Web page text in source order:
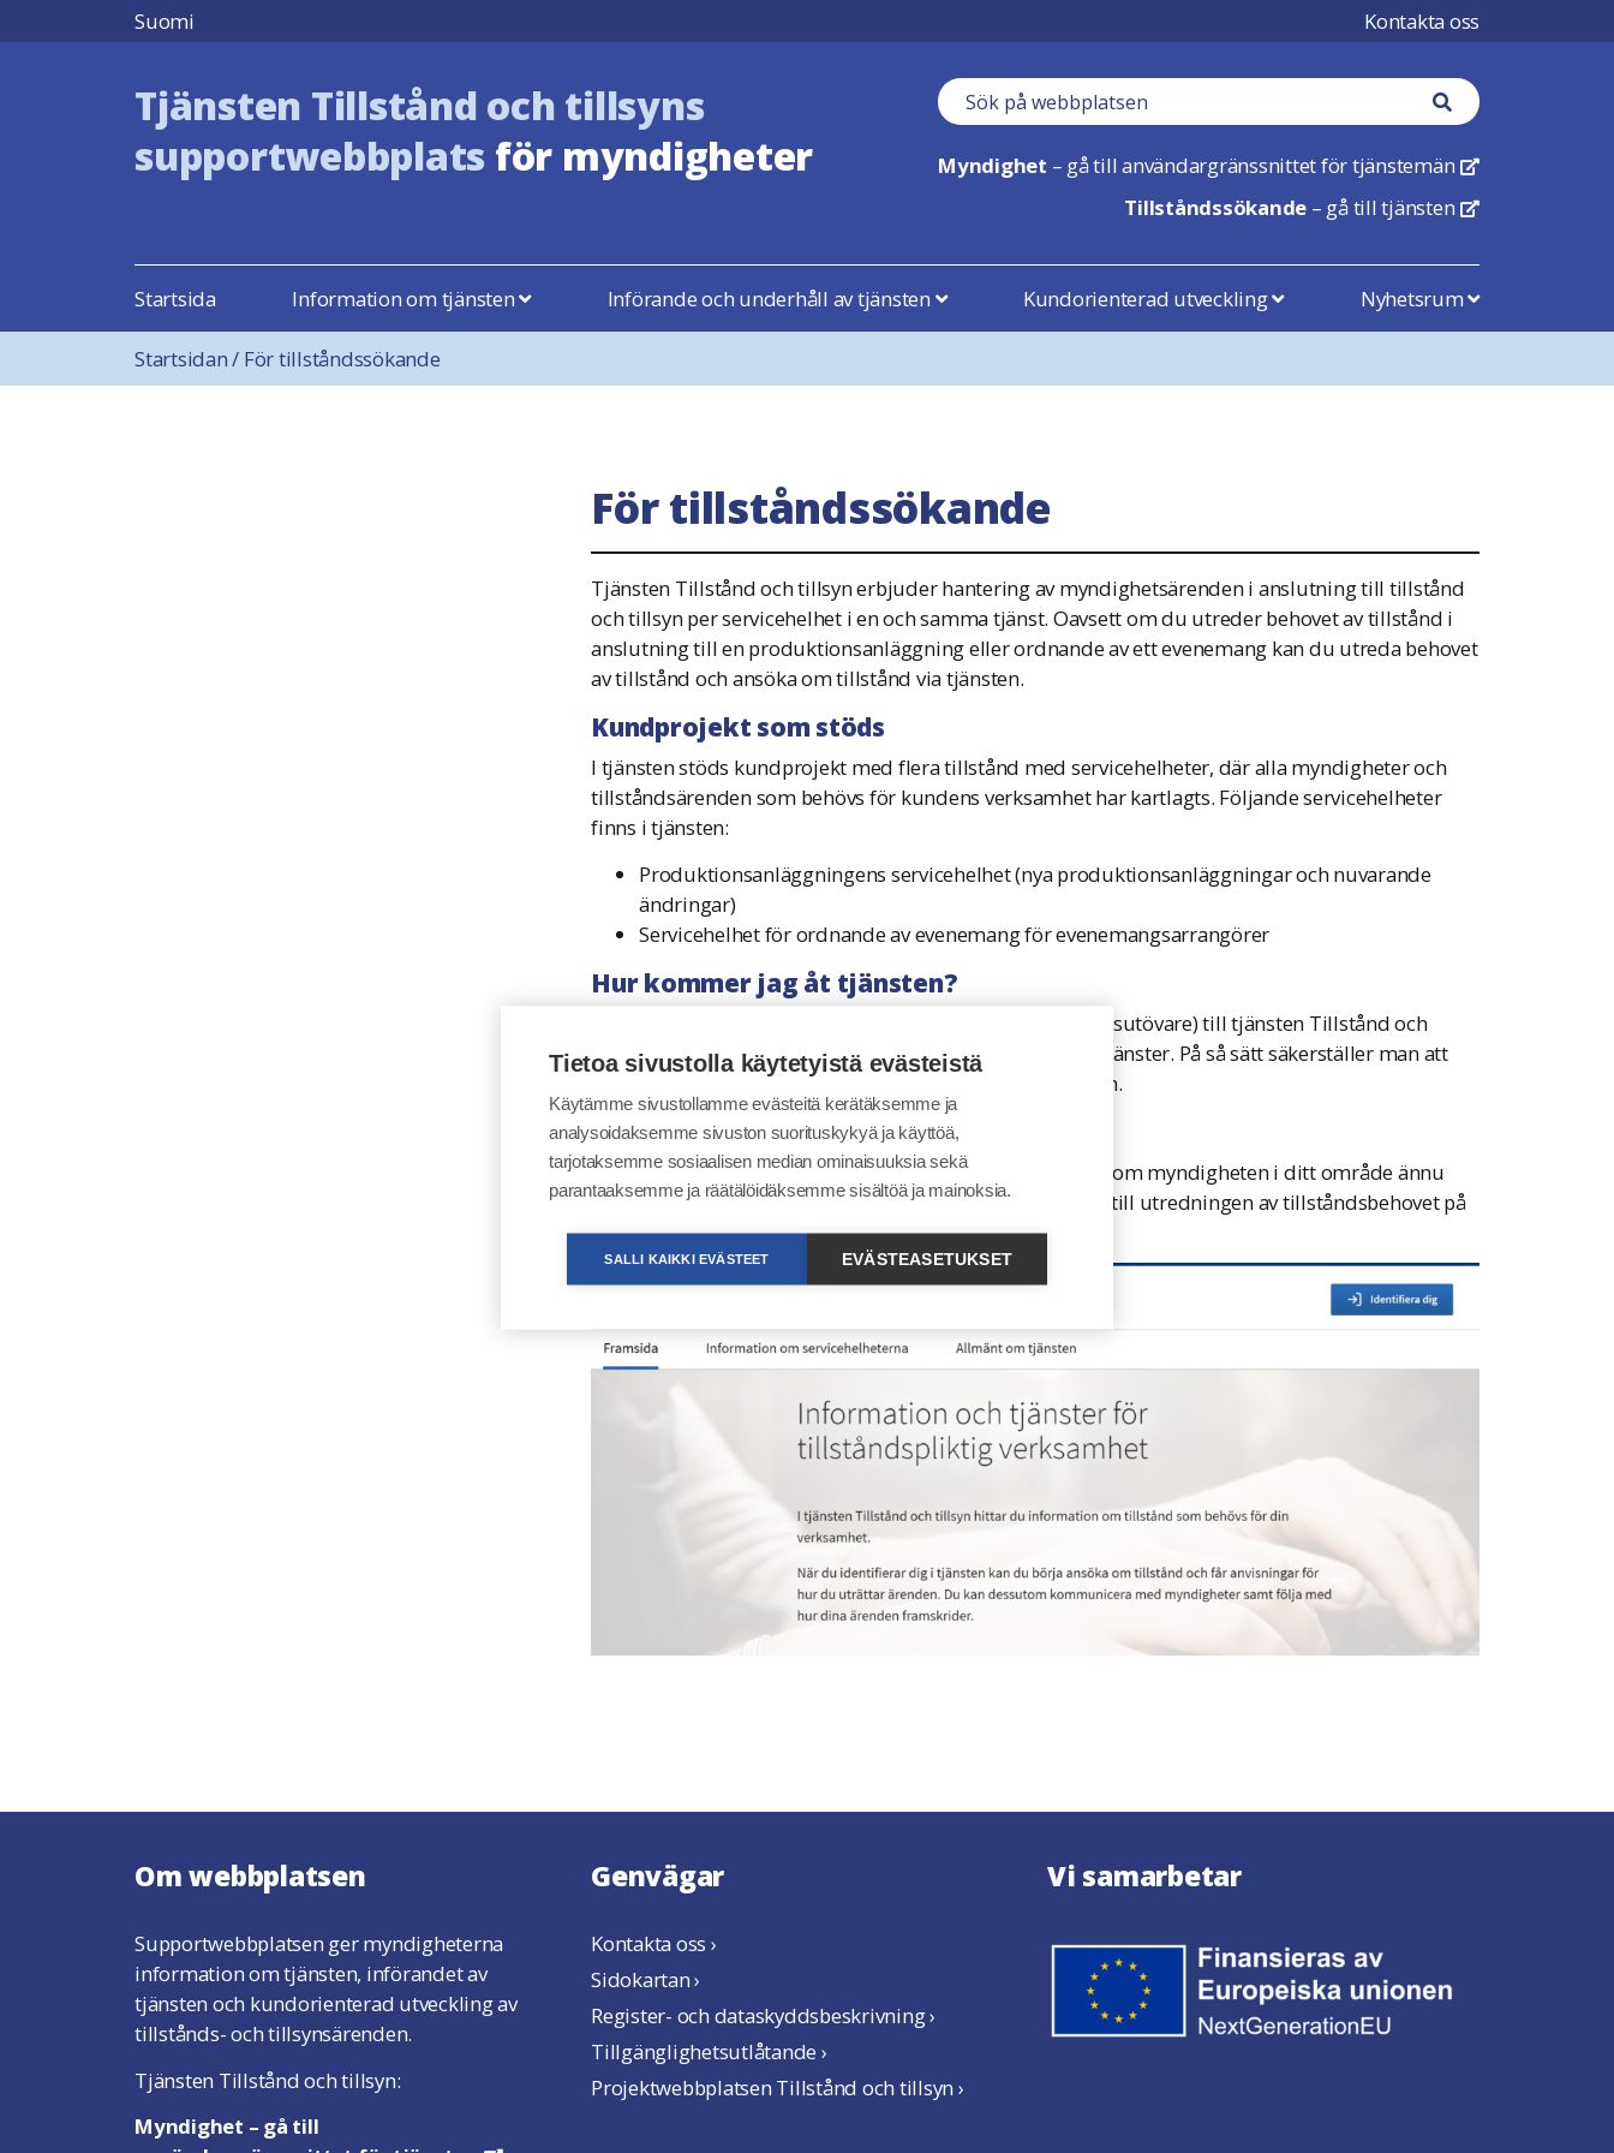
Hoppa till innehåll
Suomi Kontakta oss
Tjänsten Tillstånd och tillsyns
supportwebbplats för myndigheter
Sökfält
Sökknapp
Myndighet – gå till användargränssnittet för tjänstemän Öppnas i en ny flik
Tillståndssökande – gå till tjänsten Öppnas i en ny flik
Startsida Information om tjänsten Införande och underhåll av tjänsten Kundorienterad utveckling Nyhetsrum
Startsidan/ För tillståndssökande
För tillståndssökande
Tjänsten Tillstånd och tillsyn erbjuder hantering av myndighetsärenden i anslutning till tillstånd
och tillsyn per servicehelhet i en och samma tjänst. Oavsett om du utreder behovet av tillstånd i
anslutning till en produktionsanläggning eller ordnande av ett evenemang kan du utreda behovet
av tillstånd och ansöka om tillstånd via tjänsten.
Kundprojekt som stöds
I tjänsten stöds kundprojekt med flera tillstånd med servicehelheter, där alla myndigheter och
tillståndsärenden som behövs för kundens verksamhet har kartlagts. Följande servicehelheter
finns i tjänsten:
Produktionsanläggningens servicehelhet (nya produktionsanläggningar och nuvarande
ändringar)
Servicehelhet för ordnande av evenemang för evenemangsarrangörer
Hur kommer jag åt tjänsten?
Tillståndsmyndigheterna hänvisar kunderna (verksamhetsutövare) till tjänsten Tillstånd och
tillsyn via sina egna informations- och ärendehanteringstjänster. På så sätt säkerställer man att
myndigheten är med i att erbjuda sina tjänster till kunden.
Utredning av tillståndsbehovet
Det är möjligt att utreda tillståndsbehovet i tjänsten även om myndigheten i ditt område ännu
inte är med och tillhandahåller sina tjänster. Du kommer till utredningen av tillståndsbehovet på
adressen:https://lv.ahtp.fi/sv/ Öppnas i en ny flik
.
Om webbplatsen
Supportwebbplatsen ger myndigheterna
information om tjänsten, införandet av
tjänsten och kundorienterad utveckling av
tillstånds- och tillsynsärenden.
Tjänsten Tillstånd och tillsyn:
Myndighet – gå till
Genvägar
Kontakta oss ›
Sidokartan ›
Register- och dataskyddsbeskrivning ›
Tillgänglighetsutlåtande ›
Projektwebbplatsen Tillstånd och tillsyn ›
Vi samarbetar
Tietoa sivustolla käytetyistä evästeistä
Käytämme sivustollamme evästeitä kerätäksemme ja
analysoidaksemme sivuston suorituskykyä ja käyttöä,
tarjotaksemme sosiaalisen median ominaisuuksia sekä
parantaaksemme ja räätälöidäksemme sisältöä ja mainoksia.
SALLI KAIKKI EVÄSTEET EVÄSTEASETUKSET